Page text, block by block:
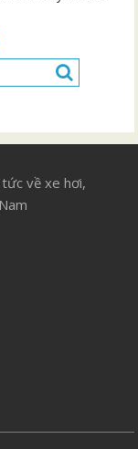
về xe hơi,